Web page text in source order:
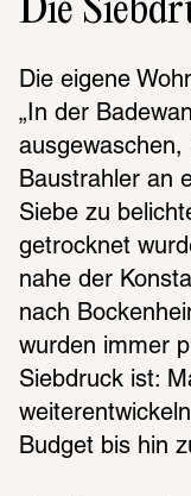
Die
Die eigene
„In der
ausgewaschen,
Baustrahler an
Siebe zu
getrocknet
nahe der
nach
wurden immer
Siebdruck ist:
Budget bis hin